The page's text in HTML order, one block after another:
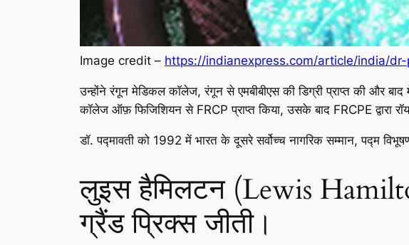
Image credit – https://indianexpress.com/article/india/
उन्होंने रंगून मेडिकल कॉलेज, रंगून से एमबीबीएस की डिग्री प्राप्त की और
कॉलेज ऑफ़ फिजिशियन से FRCP प्राप्त किया, उसके बाद FRCPE द्वारा
डॉ. पद्मावती को 1992 में भारत के दूसरे सर्वोच्च नागरिक सम्मान, पद्म
लुइस हैमिलटन (Lewis
ग्रैंड प्रिक्स जीती।